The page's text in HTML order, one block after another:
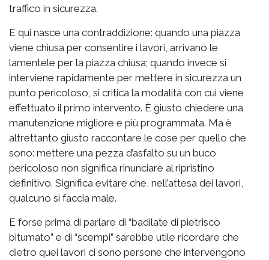
traffico in sicurezza.
E qui nasce una contraddizione: quando una piazza
viene chiusa per consentire i lavori, arrivano le
lamentele per la piazza chiusa; quando invece si
interviene rapidamente per mettere in sicurezza un
punto pericoloso, si critica la modalità con cui viene
effettuato il primo intervento. È giusto chiedere una
manutenzione migliore e più programmata. Ma è
altrettanto giusto raccontare le cose per quello che
sono: mettere una pezza d’asfalto su un buco
pericoloso non significa rinunciare al ripristino
definitivo. Significa evitare che, nell’attesa dei lavori,
qualcuno si faccia male.
E forse prima di parlare di “badilate di pietrisco
bitumato” e di “scempi” sarebbe utile ricordare che
dietro quei lavori ci sono persone che intervengono